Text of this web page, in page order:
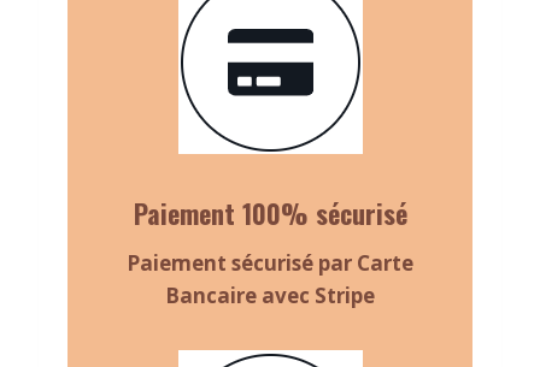
Paiement 100% sécurisé
Paiement sécurisé par Carte
Bancaire avec Stripe